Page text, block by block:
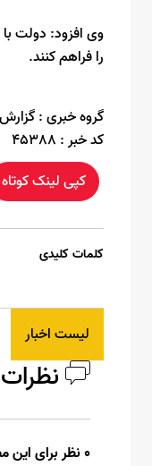
وی افزود: دولت با
را فراهم کنند.
گروه خبری :
کد خبر : 45388
کپی لینک کوتاه
کلمات کلیدی
لیست اخبار
نظرات
0 نظر برای این مطلب وجود دارد